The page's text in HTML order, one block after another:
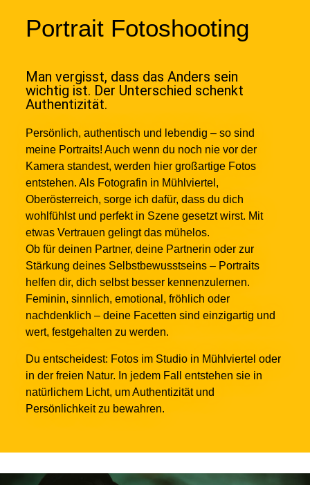
Portrait Fotoshooting
Man vergisst, dass das Anders sein
wichtig ist. Der Unterschied schenkt
Authentizität.​
Persönlich, authentisch und lebendig – so sind
meine Portraits! Auch wenn du noch nie vor der
Kamera standest, werden hier großartige Fotos
entstehen. Als Fotografin in Mühlviertel,
Oberösterreich, sorge ich dafür, dass du dich
wohlfühlst und perfekt in Szene gesetzt wirst. Mit
etwas Vertrauen gelingt das mühelos.
Ob für deinen Partner, deine Partnerin oder zur
Stärkung deines Selbstbewusstseins – Portraits
helfen dir, dich selbst besser kennenzulernen.
Feminin, sinnlich, emotional, fröhlich oder
nachdenklich – deine Facetten sind einzigartig und
wert, festgehalten zu werden.
Du entscheidest: Fotos im Studio in Mühlviertel oder
in der freien Natur. In jedem Fall entstehen sie in
natürlichem Licht, um Authentizität und
Persönlichkeit zu bewahren.